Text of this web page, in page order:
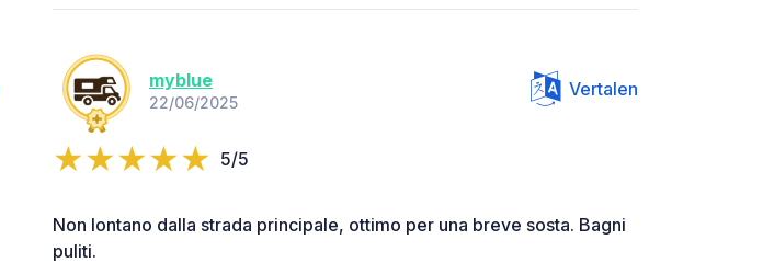
myblue
22/06/2025
Vertalen
5/5
Non lontano dalla strada principale, ottimo per una breve sosta. Bagni
puliti.